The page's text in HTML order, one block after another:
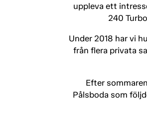
uppleva ett
240
Under 2018 har vi
från flera privata
Efter
Pålsboda som